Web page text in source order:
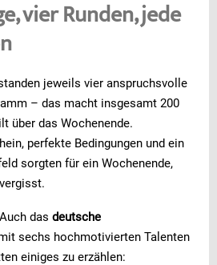
vier Runden, jede
jeweils vier anspruchsvolle
– das macht insgesamt 200
über das Wochenende.
perfekte Bedingungen und ein
sorgten für ein Wochenende,
das deutsche
sechs hochmotivierten Talenten
einiges zu erzählen: